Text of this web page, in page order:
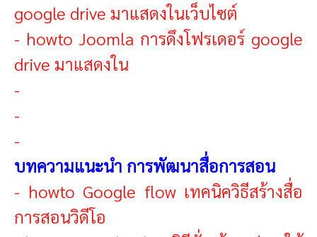
google drive มาแสดงในเว็บไซต์
- howto Joomla การดึงโฟรเดอร์ google
drive มาแสดงใน
-
-
-
บทความแนะนำ การพัฒนาสื่อการสอน
- howto Google flow เทคนิควิธีสร้างสื่อ
การสอนวิดีโอ